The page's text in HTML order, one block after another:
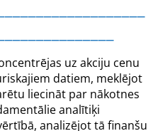
uz akciju cenu
datiem, meklējot
liecināt par nākotnes
analītiķi
analizējot tā finanšu